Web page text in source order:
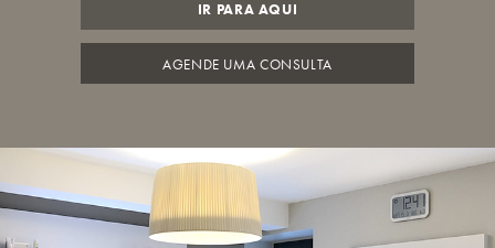
IR PARA AQUI
AGENDE UMA CONSULTA